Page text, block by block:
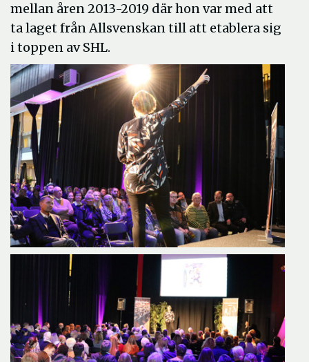
mellan åren 2013-2019 där hon var med att
ta laget från Allsvenskan till att etablera sig
i toppen av SHL.